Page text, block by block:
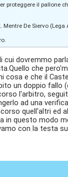
proteggere il pallone
De Siervo (Lega
cui dovremmo
che
cosa e che il
un doppio fallo
l'arbitro,
ad una
quell'altri ed
in questo modo
con la testa